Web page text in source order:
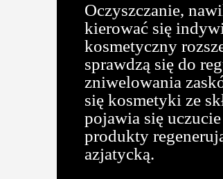
Oczyszczanie,
kierować się
kosmetyczny
sprawdzą się do
zniwelowania
się kosmetyki ze
pojawia się
produkty
azjatycką.